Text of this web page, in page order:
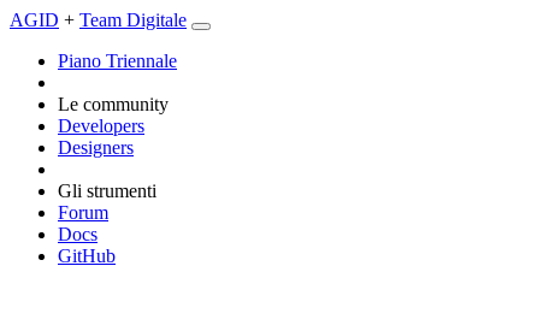
AGID + Team Digitale
Piano Triennale
Le community
Developers
Designers
Gli strumenti
Forum
Docs
GitHub